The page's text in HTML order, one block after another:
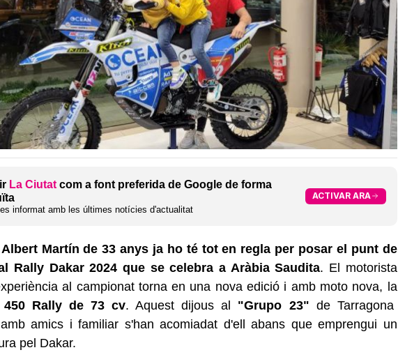
La Ciutat com a font preferida de Google de forma
informat amb les últimes notícies d'actualitat
ACTIVAR ARA
Martín de 33 anys ja ho té tot en regla per posar el punt de
Rally Dakar 2024 que se celebra a Aràbia Saudita. El motorista
al campionat torna en una nova edició i amb moto nova, la
450 Rally de 73 cv. Aquest dijous al "Grupo 23" de Tarragona
amics i familiar s'han acomiadat d'ell abans que emprengui un
pel Dakar.